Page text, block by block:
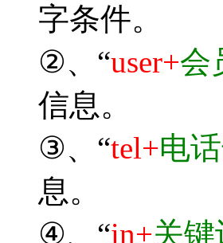
字条件。
②、“user+会
信息。
③、“tel+电
息。
④、“in+关键